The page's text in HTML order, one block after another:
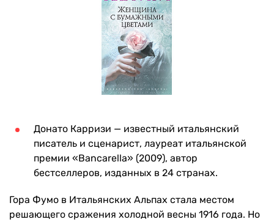
Донато Карризи — известный итальянский
писатель и сценарист, лауреат итальянской
премии «Bancarella» (2009), автор
бестселлеров, изданных в 24 странах.
Гора Фумо в Итальянских Альпах стала местом
решающего сражения холодной весны 1916 года. Но